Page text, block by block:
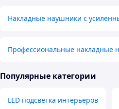
Накладные наушники с
Профессиональные накладные
Популярные категории
LED подсветка интерьеров